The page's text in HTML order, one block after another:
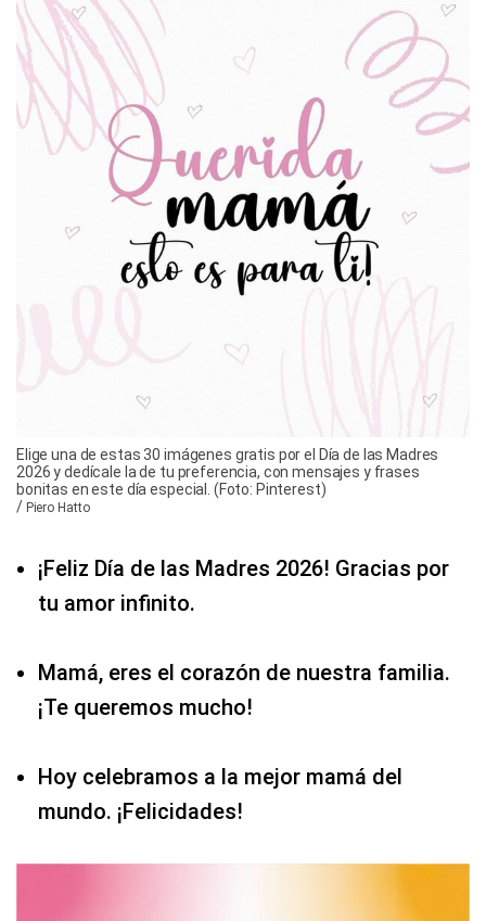
Elige una de estas 30 imágenes gratis por el Día de las Madres
2026 y dedícale la de tu preferencia, con mensajes y frases
bonitas en este día especial. (Foto: Pinterest)
/ Piero Hatto
¡Feliz Día de las Madres 2026! Gracias por
tu amor infinito.
Mamá, eres el corazón de nuestra familia.
¡Te queremos mucho!
Hoy celebramos a la mejor mamá del
mundo. ¡Felicidades!